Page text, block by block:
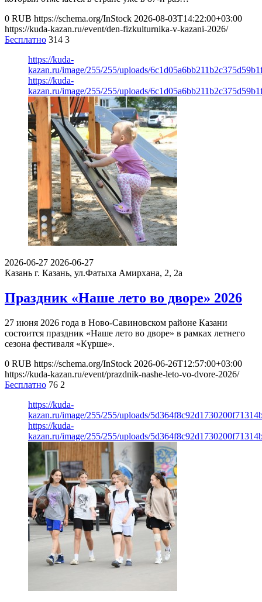
0 RUB https://schema.org/InStock 2026-08-03T14:22:00+03:00
https://kuda-kazan.ru/event/den-fizkulturnika-v-kazani-2026/
Бесплатно 314 3
https://kuda-
kazan.ru/image/255/255/uploads/
https://kuda-
kazan.ru/image/255/255/uploads/
2026-06-27 2026-06-27
Казань г. Казань, ул.Фатыха Амирхана, 2, 2а
Праздник «Наше лето во дворе» 2026
27 июня 2026 года в Ново-Савиновском районе Казани
состоится праздник «Наше лето во дворе» в рамках летнего
сезона фестиваля «Күрше».
0 RUB https://schema.org/InStock 2026-06-26T12:57:00+03:00
https://kuda-kazan.ru/event/prazdnik-nashe-leto-vo-dvore-2026/
Бесплатно 76 2
https://kuda-
kazan.ru/image/255/255/uploads/
https://kuda-
kazan.ru/image/255/255/uploads/